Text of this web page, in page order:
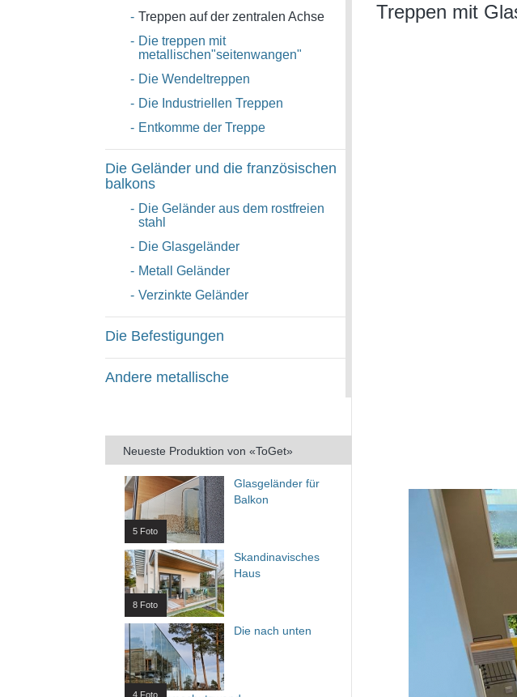
- Treppen auf der zentralen Achse
- Die treppen mit
metallischen"seitenwangen"
- Die Wendeltreppen
- Die Industriellen Treppen
- Entkomme der Treppe
Die Geländer und die französischen
balkons
- Die Geländer aus dem rostfreien
stahl
- Die Glasgeländer
- Metall Geländer
- Verzinkte Geländer
Die Befestigungen
Andere metallische
Neueste Produktion von «ToGet»
Glasgeländer für
Balkon
5 Foto
Skandinavisches
Haus
8 Foto
Die nach unten
4 Foto
Treppen mit